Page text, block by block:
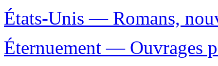
États-Unis — Romans,
Éternuement — Ouvrages